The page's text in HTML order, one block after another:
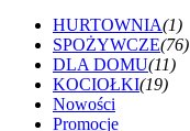
HURTOWNIA(1)
SPOŻYWCZE(76)
DLA DOMU(11)
KOCIOŁKI(19)
Nowości
Promocje